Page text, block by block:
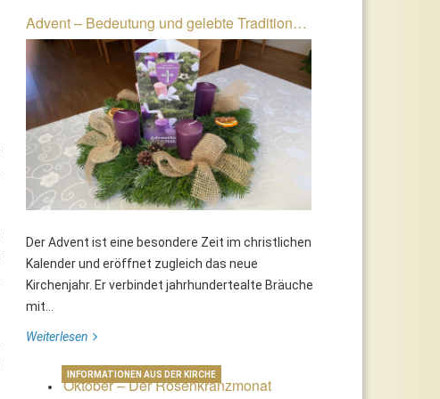
Advent – Bedeutung und gelebte Tradition…
Der Advent ist eine besondere Zeit im christlichen
Kalender und eröffnet zugleich das neue
Kirchenjahr. Er verbindet jahrhundertealte Bräuche
mit...
Weiterlesen
Oktober – Der Rosenkranzmonat
INFORMATIONEN AUS DER KIRCHE